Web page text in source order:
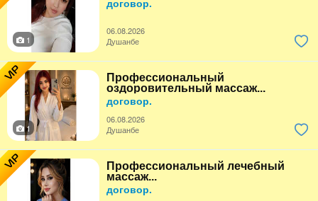
договор.
06.08.2026
1
Душанбе
VIP
Профессиональный
оздоровительный массаж...
договор.
06.08.2026
1
Душанбе
VIP
Профессиональный лечебный
массаж...
договор.